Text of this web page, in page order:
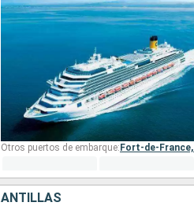
Otros puertos de embarque: Fort-de-France,
ANTILLAS